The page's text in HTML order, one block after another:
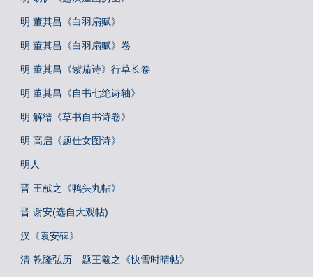
明 董其昌《白羽扇赋》
明 董其昌《白羽扇赋》卷
明 董其昌《紫茄诗》行草长卷
明 董其昌《自书七绝诗轴》
明 解缙《草书自书诗卷》
明 高启《题仕女图诗》
明人
晋 王献之《鸭头丸帖》
晋 谢安(选自大观帖)
汉《袁安碑》
清 乾隆弘历 题王羲之《快雪时晴帖》